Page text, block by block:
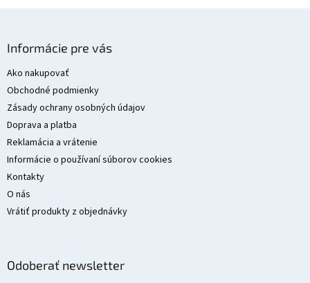
Informácie pre vás
Ako nakupovať
Obchodné podmienky
Zásady ochrany osobných údajov
Doprava a platba
Reklamácia a vrátenie
Informácie o používaní súborov cookies
Kontakty
O nás
Vrátiť produkty z objednávky
Odoberať newsletter